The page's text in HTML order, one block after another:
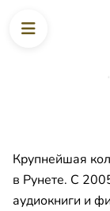
Крупнейшая
в Рунете. С
аудиокниги и